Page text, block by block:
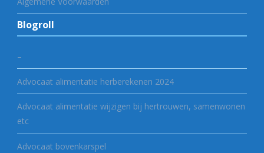
Blogroll
–
Advocaat alimentatie herberekenen 2024
Advocaat alimentatie wijzigen bij hertrouwen, samenwonen
etc
Advocaat bovenkarspel